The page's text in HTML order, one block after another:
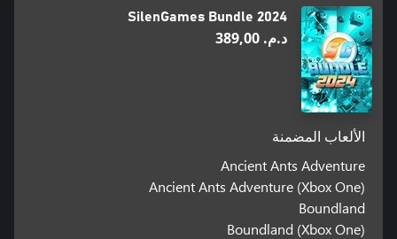
SilenGames Bundle 2024
د.م.‏ 389,00
الألعاب المضمنة
Ancient Ants Adventure
Ancient Ants Adventure (Xbox One)
Boundland
Boundland (Xbox One)